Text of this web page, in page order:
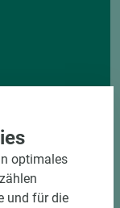
optimales
und für die